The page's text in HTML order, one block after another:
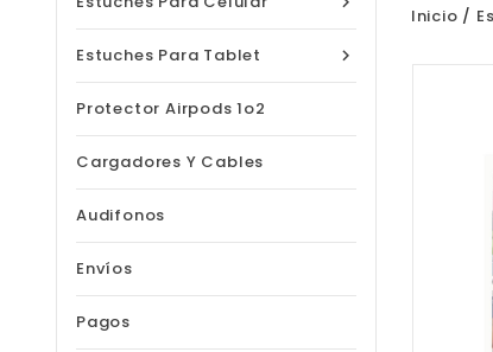

Estuches Para Tablet
Protector Airpods 1o2
Cargadores Y Cables
Audifonos
Envíos
Pagos
Inicio